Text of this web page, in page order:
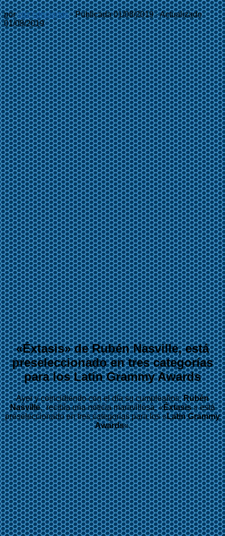
porzgz conciertos · Publicada01/08/2019· Actualizado
01/08/2019
«Éxtasis» de Rubén Nasville, está
preseleccionado en tres categorías
para los Latin Grammy Awards
Ayer y coincidiendo con el día su cumpleaños,Rubén
Nasville, recibía una noticia maravillosa, «Éxtasis» está
preseleccionado en tres categorías para los «Latin Grammy
Awards«.